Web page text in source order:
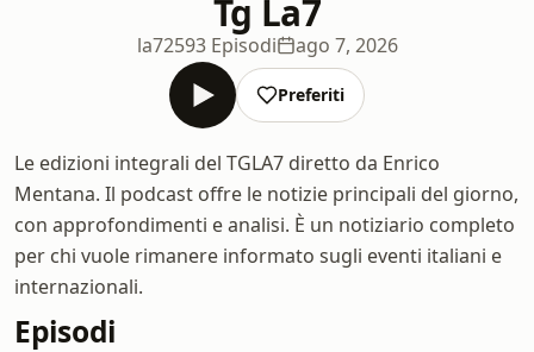
Tg La7
la72593 Episodi ago 7, 2026
Preferiti
Le edizioni integrali del TGLA7 diretto da Enrico
Mentana. Il podcast offre le notizie principali del giorno,
con approfondimenti e analisi. È un notiziario completo
per chi vuole rimanere informato sugli eventi italiani e
internazionali.
Episodi